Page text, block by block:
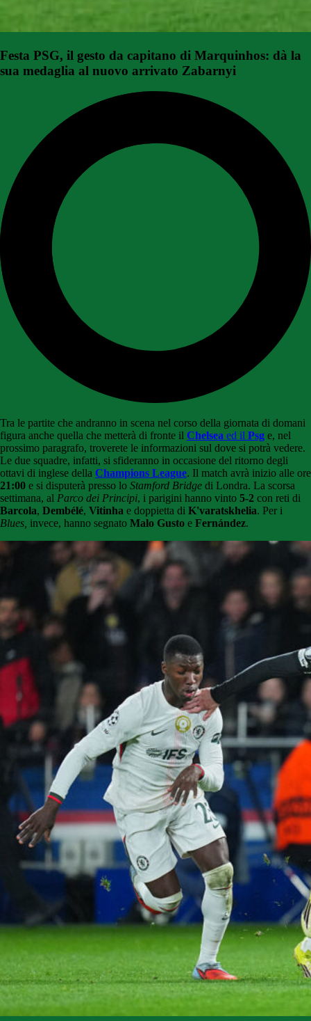
Festa PSG, il gesto da capitano di Marquinhos: dà la
sua medaglia al nuovo arrivato Zabarnyi
Tra le partite che andranno in scena nel corso della giornata di domani
figura anche quella che metterà di fronte il Chelsea ed il Psg e, nel
prossimo paragrafo, troverete le informazioni sul dove si potrà vedere.
Le due squadre, infatti, si sfideranno in occasione del ritorno degli
ottavi di inglese della Champions League. Il match avrà inizio alle ore
21:00 e si disputerà presso lo Stamford Bridge di Londra. La scorsa
settimana, al Parco dei Principi, i parigini hanno vinto 5-2 con reti di
Barcola, Dembélé, Vitinha e doppietta di K'varatskhelia. Per i
Blues, invece, hanno segnato Malo Gusto e Fernández.